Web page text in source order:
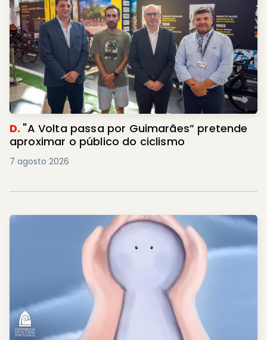
D. "A Volta passa por Guimarães” pretende
aproximar o público do ciclismo
7 agosto 2026